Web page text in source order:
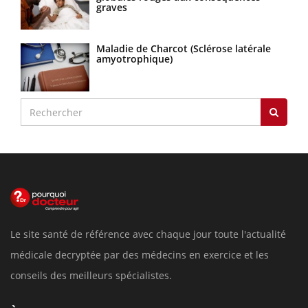
graves
Maladie de Charcot (Sclérose latérale
amyotrophique)
Le site santé de référence avec chaque jour toute l'actualité
médicale decryptée par des médecins en exercice et les
conseils des meilleurs spécialistes.